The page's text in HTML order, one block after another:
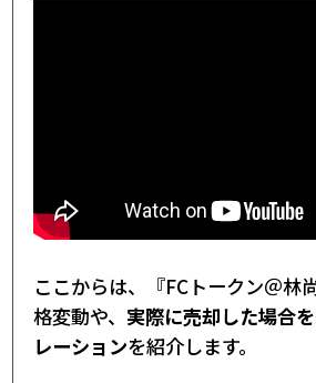
ここからは、『FCトークン＠林
格変動や、 実際に売却した場合
レーションを紹介します。